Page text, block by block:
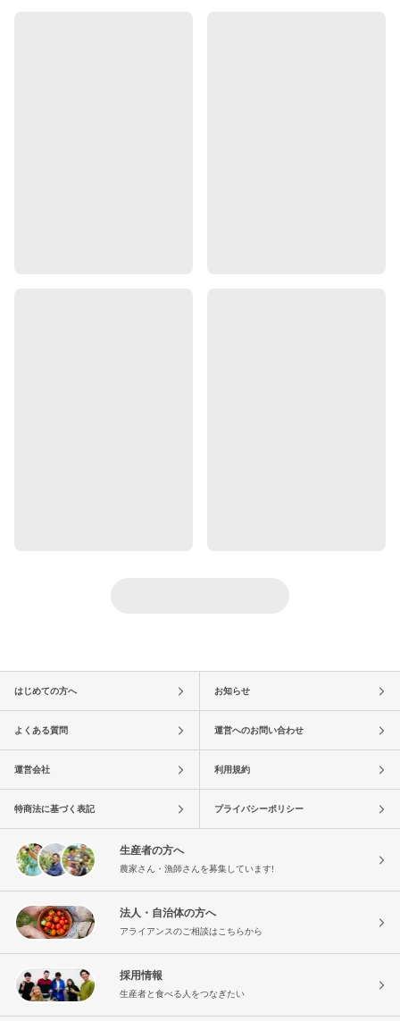
はじめての方へ お知らせ
よくある質問 運営へのお問い合わせ
運営会社 利用規約
特商法に基づく表記 プライバシーポリシー
生産者の方へ
農家さん・漁師さんを募集しています!
法人・自治体の方へ
アライアンスのご相談はこちらから
採用情報
生産者と食べる人をつなぎたい